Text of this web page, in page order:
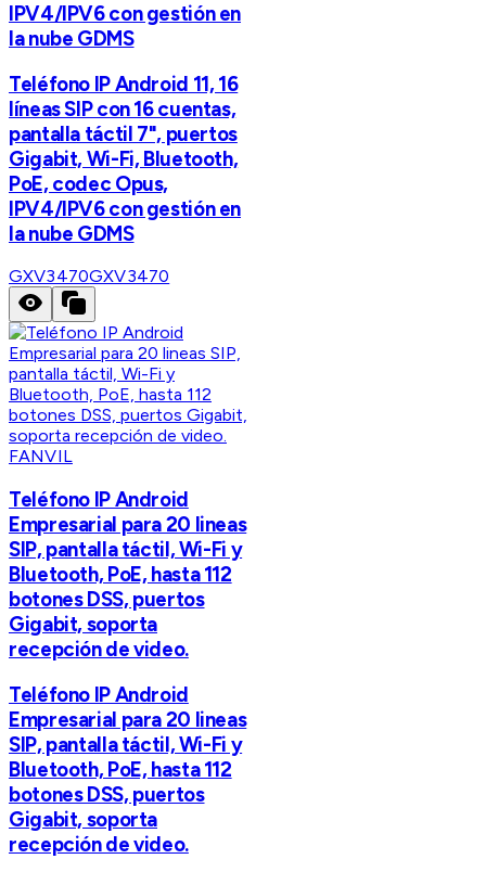
IPV4/IPV6 con gestión en
la nube GDMS
Teléfono IP Android 11, 16
líneas SIP con 16 cuentas,
pantalla táctil 7", puertos
Gigabit, Wi-Fi, Bluetooth,
PoE, codec Opus,
IPV4/IPV6 con gestión en
la nube GDMS
GXV3470GXV3470
FANVIL
Teléfono IP Android
Empresarial para 20 lineas
SIP, pantalla táctil, Wi-Fi y
Bluetooth, PoE, hasta 112
botones DSS, puertos
Gigabit, soporta
recepción de video.
Teléfono IP Android
Empresarial para 20 lineas
SIP, pantalla táctil, Wi-Fi y
Bluetooth, PoE, hasta 112
botones DSS, puertos
Gigabit, soporta
recepción de video.